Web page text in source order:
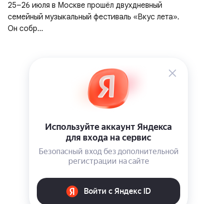
25–26 июля в Москве прошёл двухдневный
семейный музыкальный фестиваль «Вкус лета».
Он собр...